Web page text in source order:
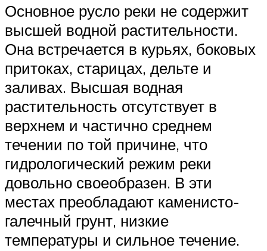
Основное русло реки не содержит
высшей водной растительности.
Она встречается в курьях, боковых
притоках, старицах, дельте и
заливах. Высшая водная
растительность отсутствует в
верхнем и частично среднем
течении по той причине, что
гидрологический режим реки
довольно своеобразен. В эти
местах преобладают каменисто-
галечный грунт, низкие
температуры и сильное течение.